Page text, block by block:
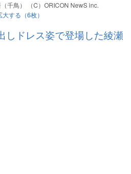
千鳥） （C）ORICON NewS inc.
大する（6枚）
しドレス姿で登場した綾瀬